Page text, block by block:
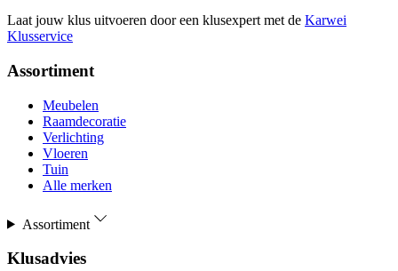
Laat jouw klus uitvoeren door een klusexpert met de Karwei
Klusservice
Assortiment
Meubelen
Raamdecoratie
Verlichting
Vloeren
Tuin
Alle merken
Assortiment
Klusadvies